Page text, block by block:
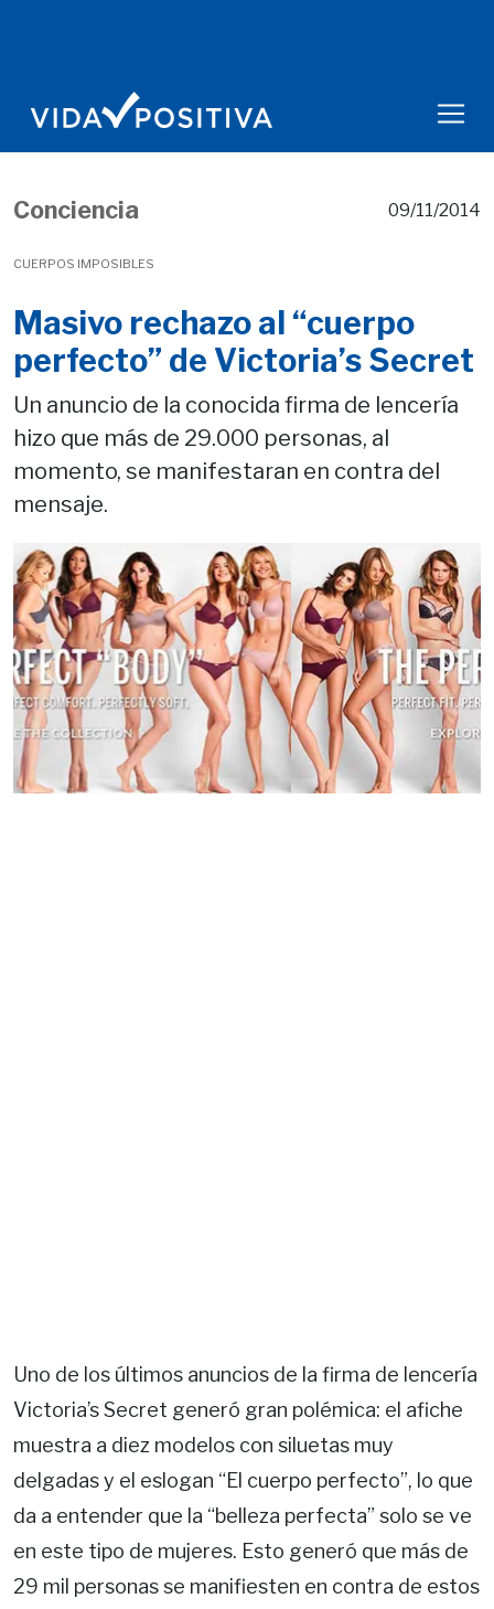
Conciencia
CUERPOS IMPOSIBLES
09/11/2014
Masivo rechazo al “cuerpo
perfecto” de Victoria’s Secret
Un anuncio de la conocida firma de lencería
hizo que más de 29.000 personas, al
momento, se manifestaran en contra del
mensaje.
Previous Next
Uno de los últimos anuncios de la firma de lencería
Victoria’s Secret generó gran polémica: el afiche
muestra a diez modelos con siluetas muy
delgadas y el eslogan “El cuerpo perfecto”, lo que
da a entender que la “belleza perfecta” solo se ve
en este tipo de mujeres. Esto generó que más de
29 mil personas se manifiesten en contra de estos